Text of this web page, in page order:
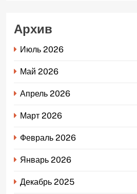
Архив
Июль 2026
Май 2026
Апрель 2026
Март 2026
Февраль 2026
Январь 2026
Декабрь 2025